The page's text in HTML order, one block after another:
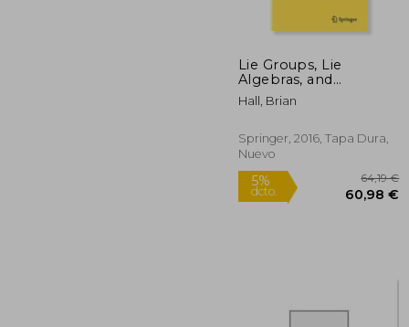
5%
dcto.
Lie Groups, Lie
Algebras, and
Representations: An
Elementary
Inglés)
Hall, Brian
Springer, 2016, Tapa Dura,
Nuevo